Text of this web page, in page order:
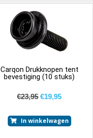
Carqon Drukknopen tent
bevestiging (10 stuks)
€23,95 €19,95
In winkelwagen